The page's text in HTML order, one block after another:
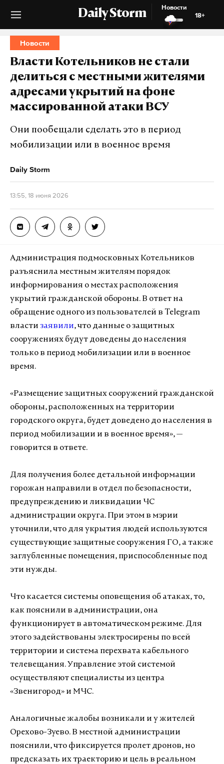
Daily Storm
Новости
18+
Новости
Власти Котельников не стали
делиться с местными жителями
адресами укрытий на фоне
массированной атаки ВСУ
Они пообещали сделать это в период
мобилизации или в военное время
Daily Storm
13:55, 18 июня 2026
Администрация подмосковных Котельников
разъяснила местным жителям порядок
информирования о местах расположения
укрытий гражданской обороны. В ответ на
обращение одного из пользователей в Telegram
власти заявили, что данные о защитных
сооружениях будут доведены до населения
только в период мобилизации или в военное
время.
«Размещение защитных сооружений гражданской
обороны, расположенных на территории
городского округа, будет доведено до населения в
период мобилизации и в военное время», —
говорится в ответе.
Для получения более детальной информации
горожан направили в отдел по безопасности,
предупреждению и ликвидации ЧС
администрации округа. При этом в мэрии
уточнили, что для укрытия людей используются
существующие защитные сооружения ГО, а также
заглубленные помещения, приспособленные под
эти нужды.
Что касается системы оповещения об атаках, то,
как пояснили в администрации, она
функционирует в автоматическом режиме. Для
этого задействованы электросирены по всей
территории и система перехвата кабельного
телевещания. Управление этой системой
осуществляют специалисты из центра
«Звенигород» и МЧС.
Аналогичные жалобы возникали и у жителей
Орехово-Зуево. В местной администрации
пояснили, что фиксируется пролет дронов, но
предсказать их траекторию и цель в реальном